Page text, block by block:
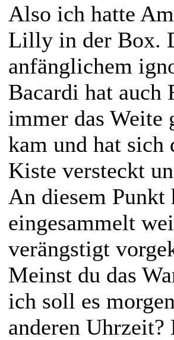
Also ich hatte
Lilly in der Box.
anfänglichem
Bacardi hat auch
immer das Weite
kam und hat sich
Kiste versteckt
An diesem Punkt
eingesammelt
verängstigt
Meinst du das
ich soll es
anderen Uhrzeit?